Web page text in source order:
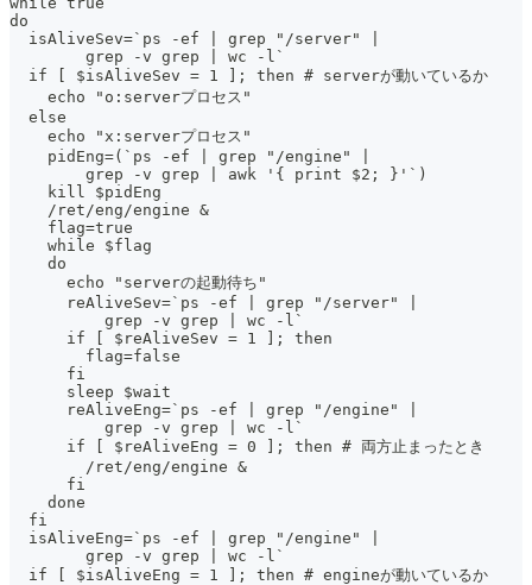
do
  isAliveSev=`ps -ef | grep "/server" |
        grep -v grep | wc -l`
  if [ $isAliveSev = 1 ]; then # serverが動いているか
    echo "o:serverプロセス"
  else
    echo "x:serverプロセス"
    pidEng=(`ps -ef | grep "/engine" |
        grep -v grep | awk '{ print $2; }'`)
    kill $pidEng
    /ret/eng/engine &
    flag=true
    while $flag
    do
      echo "serverの起動待ち"
      reAliveSev=`ps -ef | grep "/server" |
          grep -v grep | wc -l`
      if [ $reAliveSev = 1 ]; then
        flag=false
      fi
      sleep $wait
      reAliveEng=`ps -ef | grep "/engine" |
          grep -v grep | wc -l`
      if [ $reAliveEng = 0 ]; then # 両方止まったとき
        /ret/eng/engine &
      fi
    done
  fi
  isAliveEng=`ps -ef | grep "/engine" |
        grep -v grep | wc -l`
  if [ $isAliveEng = 1 ]; then # engineが動いているか